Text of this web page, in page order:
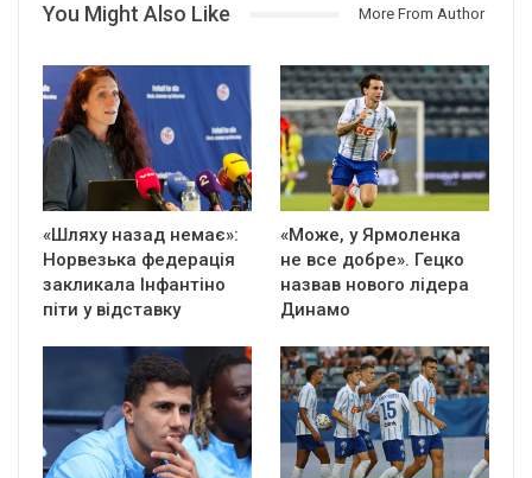
You Might Also Like More From Author
«Шляху назад немає»:
Норвезька федерація
закликала Інфантіно
піти у відставку
«Може, у Ярмоленка
не все добре». Гецко
назвав нового лідера
Динамо